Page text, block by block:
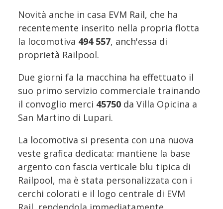
Novità anche in casa EVM Rail, che ha
recentemente inserito nella propria flotta
la locomotiva 494 557, anch'essa di
proprietà Railpool.
Due giorni fa la macchina ha effettuato il
suo primo servizio commerciale trainando
il convoglio merci 45750 da Villa Opicina a
San Martino di Lupari.
La locomotiva si presenta con una nuova
veste grafica dedicata: mantiene la base
argento con fascia verticale blu tipica di
Railpool, ma è stata personalizzata con i
cerchi colorati e il logo centrale di EVM